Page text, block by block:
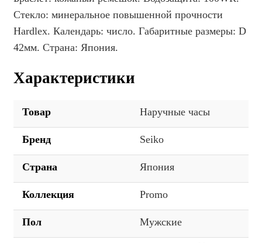
Стекло: минеральное повышенной прочности
Hardlex. Календарь: число. Габаритные размеры: D
42мм. Страна: Япония.
Характеристики
Товар Наручные часы
Бренд Seiko
Страна Япония
Коллекция Promo
Пол Мужские